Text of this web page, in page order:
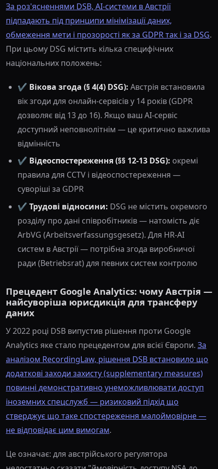
За роз'ясненнями DSB, AI-системи в Австрії
підпадають під принципи мінімізації даних,
обмеження мети і прозорості як за GDPR так і за DSG.
При цьому DSG містить кілька специфічних
національних положень:
✔️ Вікова згода (§ 4(4) DSG): Австрія встановила
вік згоди для онлайн-сервісів у 14 років (GDPR
дозволяє від 13 до 16). Якщо ваш AI-сервіс
доступний неповнолітнім — це критично важлива
відмінність
✔️ Відеоспостереження (§§ 12-13 DSG): окремі
правила для CCTV і відеоспостереження —
суворіші за GDPR
✔️ Трудові відносини: DSG не містить окремого
розділу про дані співробітників — натомість діє
ArbVG (Arbeitsverfassungsgesetz). Для HR-AI
систем в Австрії — потрібна згода виробничої
ради (Betriebsrat) для певних систем контролю
Прецедент Google Analytics: чому Австрія —
найсуворіша юрисдикція для трансферу
даних
У 2022 році DSB випустив рішення проти Google
Analytics яке стало прецедентом для всієї Європи. За
аналізом RecordingLaw, рішення DSB встановило що
додаткові заходи захисту (supplementary measures)
повинні демонстративно унеможливлювати доступ
іноземних спецслужб — ризиковий підхід що
стверджує що таке спостереження малоймовірне —
не відповідає цим вимогам.
Це означає: для австрійського регулятора